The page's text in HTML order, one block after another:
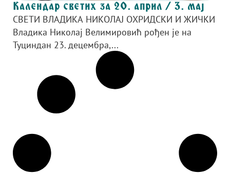
Календар светих за 20. април / 3. мај
СВЕТИ ВЛАДИКА НИКОЛАЈ ОХРИДСКИ И ЖИЧКИ
Владика Николај Велимировић рођен је на
Туциндан 23. децембра,...